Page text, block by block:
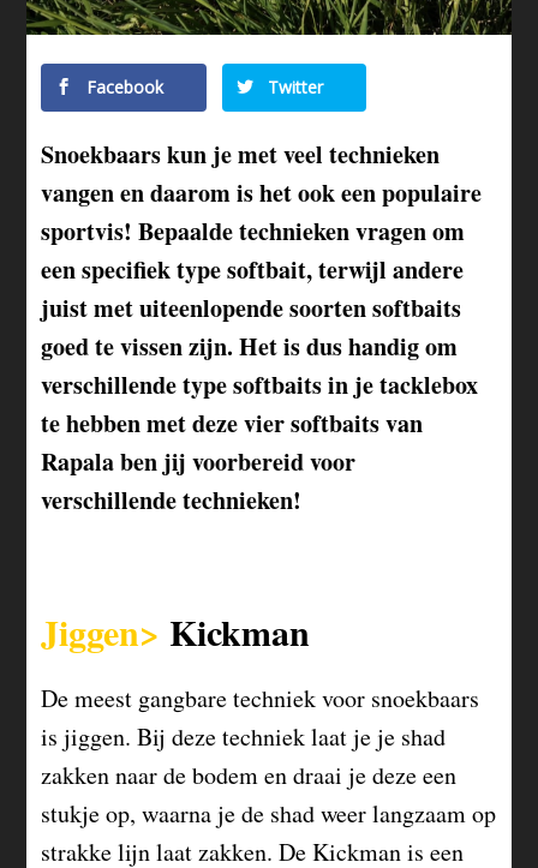
Facebook Twitter
Snoekbaars kun je met veel technieken
vangen en daarom is het ook een populaire
sportvis! Bepaalde technieken vragen om
een specifiek type softbait, terwijl andere
juist met uiteenlopende soorten softbaits
goed te vissen zijn. Het is dus handig om
verschillende type softbaits in je tacklebox
te hebben met deze vier softbaits van
Rapala ben jij voorbereid voor
verschillende technieken!
Jiggen> Kickman
De meest gangbare techniek voor snoekbaars
is jiggen. Bij deze techniek laat je je shad
zakken naar de bodem en draai je deze een
stukje op, waarna je de shad weer langzaam op
strakke lijn laat zakken. De Kickman is een